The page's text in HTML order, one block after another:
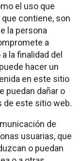
el uso que
contiene, son
la persona
a
la finalidad del
hacer un
en este sitio
puedan dañar o
este sitio web.
de
usuarias, que
o puedan